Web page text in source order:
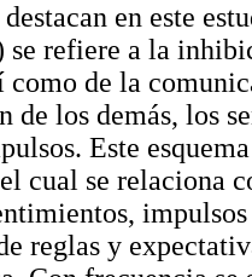
en este
se refiere a la
como de la
de los demás, los
Este
el cual se relaciona
reglas y